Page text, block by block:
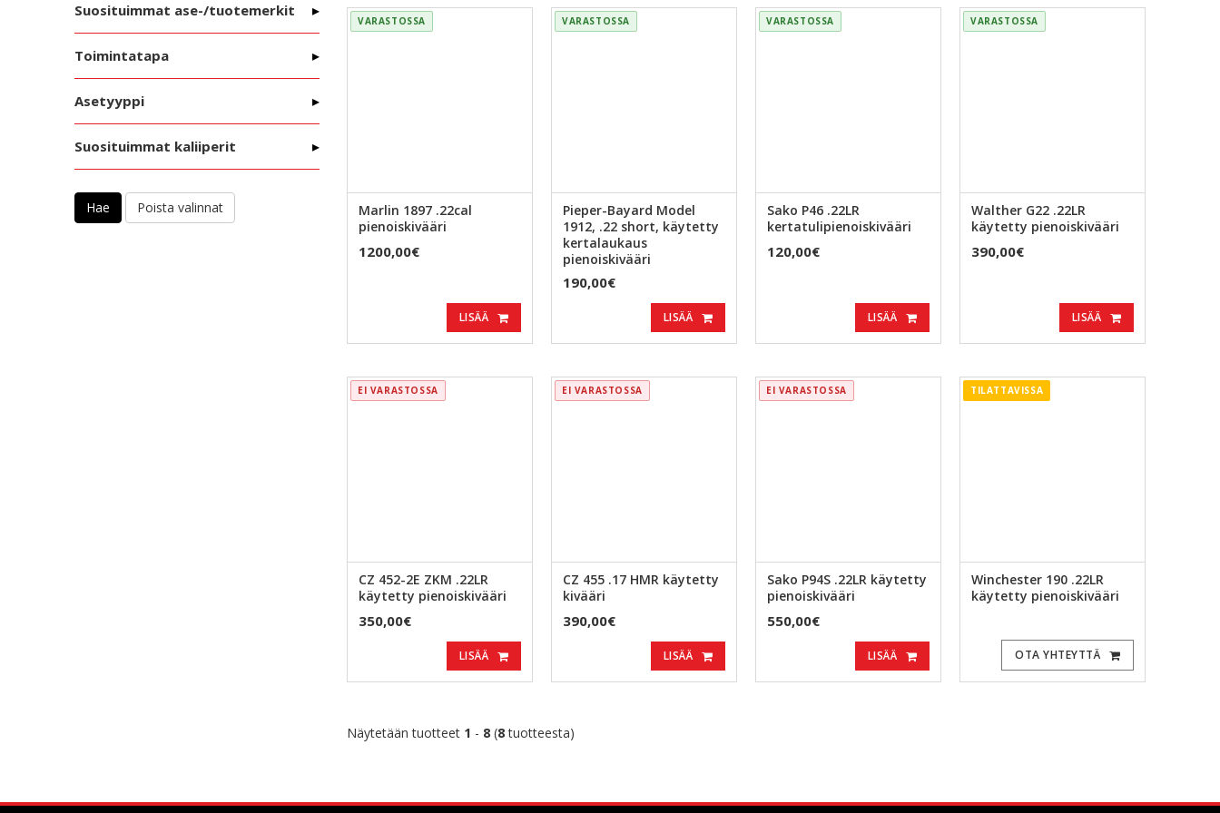
Suosituimmat ase-/tuotemerkit
Toimintatapa
Asetyyppi
Suosituimmat kaliiperit
Hae
VARASTOSSA
Marlin 1897 .22cal
pienoiskivääri
1200,00€
LISÄÄ
VARASTOSSA
Pieper-Bayard Model
1912, .22 short, käytetty
kertalaukaus
pienoiskivääri
190,00€
LISÄÄ
VARASTOSSA
Sako P46 .22LR
kertatulipienoiskivääri
120,00€
LISÄÄ
VARASTOSSA
Walther G22 .22LR
käytetty pienoiskivääri
390,00€
LISÄÄ
EI VARASTOSSA
CZ 452-2E ZKM .22LR
käytetty pienoiskivääri
350,00€
LISÄÄ
EI VARASTOSSA
CZ 455 .17 HMR käytetty
kivääri
390,00€
LISÄÄ
EI VARASTOSSA
Sako P94S .22LR käytetty
pienoiskivääri
550,00€
LISÄÄ
TILATTAVISSA
Winchester 190 .22LR
käytetty pienoiskivääri
OTA YHTEYTTÄ
Näytetään tuotteet 1 - 8 (8tuotteesta)